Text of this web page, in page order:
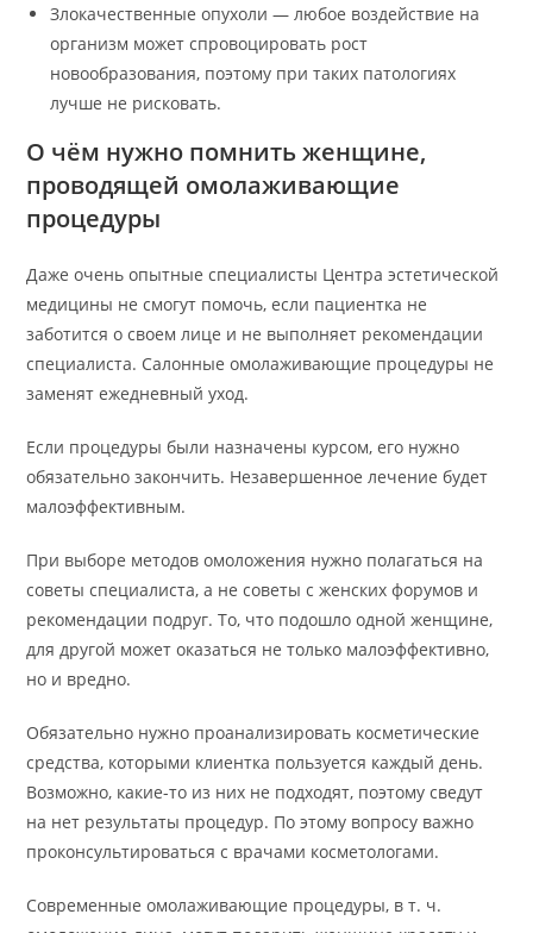
Злокачественные опухоли — любое воздействие на
организм может спровоцировать рост
новообразования, поэтому при таких патологиях
лучше не рисковать.
О чём нужно помнить женщине,
проводящей омолаживающие
процедуры
Даже очень опытные специалисты Центра эстетической
медицины не смогут помочь, если пациентка не
заботится о своем лице и не выполняет рекомендации
специалиста. Салонные омолаживающие процедуры не
заменят ежедневный уход.
Если процедуры были назначены курсом, его нужно
обязательно закончить. Незавершенное лечение будет
малоэффективным.
При выборе методов омоложения нужно полагаться на
советы специалиста, а не советы с женских форумов и
рекомендации подруг. То, что подошло одной женщине,
для другой может оказаться не только малоэффективно,
но и вредно.
Обязательно нужно проанализировать косметические
средства, которыми клиентка пользуется каждый день.
Возможно, какие-то из них не подходят, поэтому сведут
на нет результаты процедур. По этому вопросу важно
проконсультироваться с врачами косметологами.
Современные омолаживающие процедуры, в т. ч.